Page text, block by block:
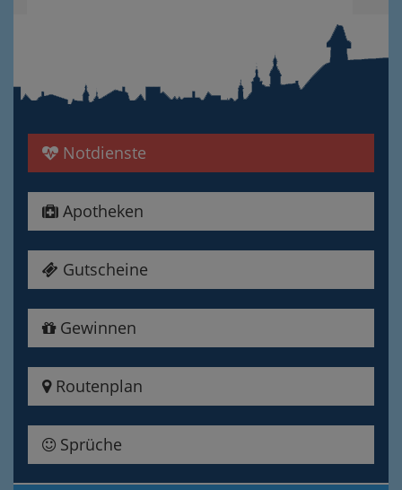
Notdienste
Apotheken
Gutscheine
Gewinnen
Routenplan
Sprüche